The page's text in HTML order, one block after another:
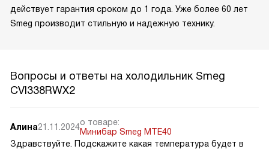
действует гарантия сроком до 1 года. Уже более 60 лет
Smeg производит стильную и надежную технику.
Вопросы и ответы на холодильник Smeg
CVI338RWX2
Алина21.11.2024о товаре:
Минибар Smeg MTE40
Здравствуйте. Подскажите какая температура будет в